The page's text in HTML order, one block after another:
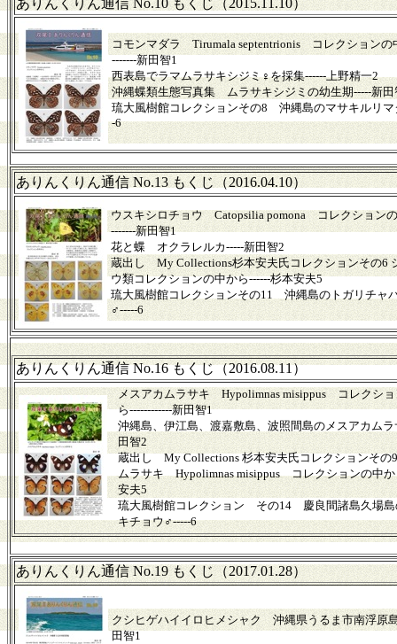
ありんくりん通信 No.10 もくじ（2015.11.10）
コモンマダラ Tirumala septentrionis コレクションの
-------新田智1
西表島でラマムラサキシジミ♀を採集------上野精一2
沖縄蝶類生態写真集 ムラサキシジミの幼生期-----新田
琉大風樹館コレクションその8 沖縄島のマサキルリ
-6
ありんくりん通信 No.13 もくじ（2016.04.10）
ウスキシロチョウ Catopsilia pomona コレクション
-------新田智1
花と蝶 オクラレルカ-----新田智2
蔵出し My Collections杉本安夫氏コレクションその6
ウ類コレクションの中から------杉本安夫5
琉大風樹館コレクションその11 沖縄島のトガリチャ
♂-----6
ありんくりん通信 No.16 もくじ（2016.08.11）
メスアカムラサキ Hypolimnas misippus コレクショ
ら------------新田智1
沖縄島、伊江島、渡嘉敷島、波照間島のメスアカムラ
田智2
蔵出し My Collections 杉本安夫氏コレクションその
ムラサキ Hypolimnas misippus コレクションの中か
安夫5
琉大風樹館コレクション その14 慶良間諸島久場島
キチョウ♂-----6
ありんくりん通信 No.19 もくじ（2017.01.28）
クシヒゲハイイロヒメシャク 沖縄県うるま市南浮原
田智1